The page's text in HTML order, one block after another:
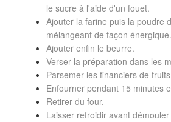
le sucre à l'aide d'un fouet.
Ajouter la farine puis la poudre
mélangeant de façon énergique.
Ajouter enfin le beurre.
Verser la préparation dans les
Parsemer les financiers de
Enfourner pendant 15 minutes
Retirer du four.
Laisser refroidir avant